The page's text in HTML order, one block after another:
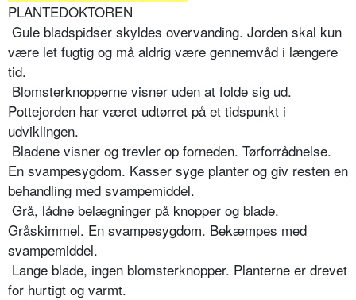
PLANTEDOKTOREN
Gule bladspidser skyldes overvanding. Jorden skal kun
være let fugtig og må aldrig være gennemvåd i længere
tid.
Blomsterknopperne visner uden at folde sig ud.
Pottejorden har været udtørret på et tidspunkt i
udviklingen.
Bladene visner og trevler op forneden. Tørforrådnelse.
En svampesygdom. Kasser syge planter og giv resten en
behandling med svampemiddel.
Grå, lådne belægninger på knopper og blade.
Gråskimmel. En svampesygdom. Bekæmpes med
svampemiddel.
Lange blade, ingen blomsterknopper. Planterne er drevet
for hurtigt og varmt.